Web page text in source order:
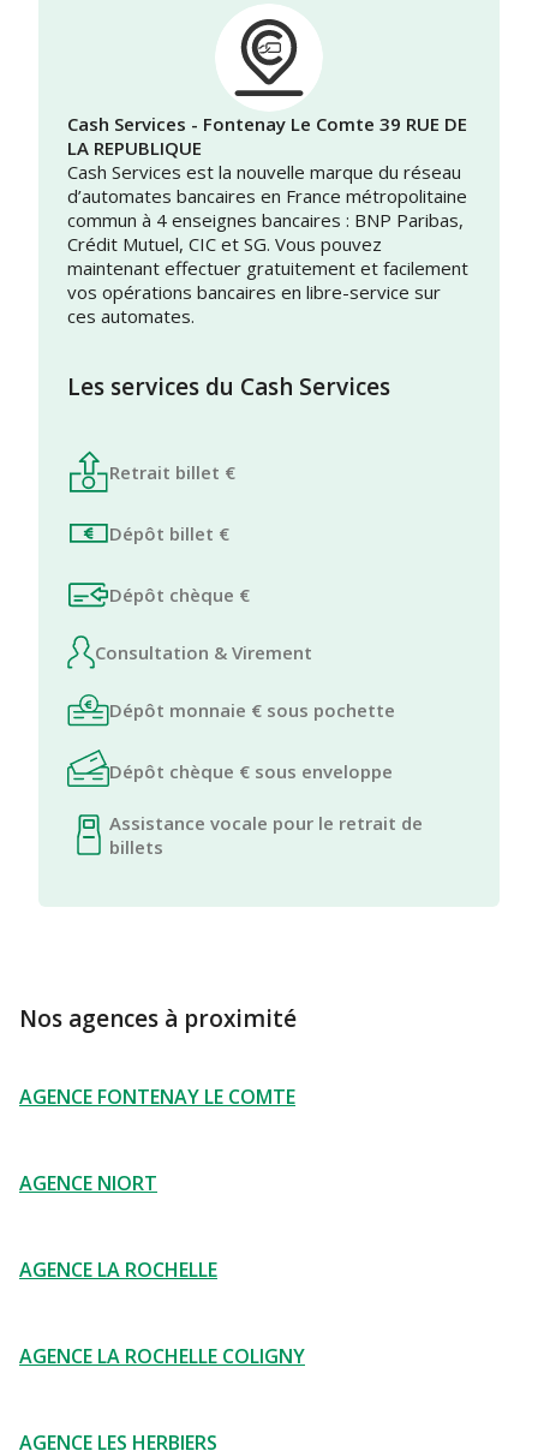
Cash Services - Fontenay Le Comte 39 RUE DE
LA REPUBLIQUE
Cash Services est la nouvelle marque du réseau
d’automates bancaires en France métropolitaine
commun à 4 enseignes bancaires : BNP Paribas,
Crédit Mutuel, CIC et SG. Vous pouvez
maintenant effectuer gratuitement et facilement
vos opérations bancaires en libre-service sur
ces automates.
Les services du Cash Services
Retrait billet €
Dépôt billet €
Dépôt chèque €
Consultation & Virement
Dépôt monnaie € sous pochette
Dépôt chèque € sous enveloppe
Assistance vocale pour le retrait de
billets
Nos agences à proximité
AGENCE FONTENAY LE COMTE
AGENCE NIORT
AGENCE LA ROCHELLE
AGENCE LA ROCHELLE COLIGNY
AGENCE LES HERBIERS